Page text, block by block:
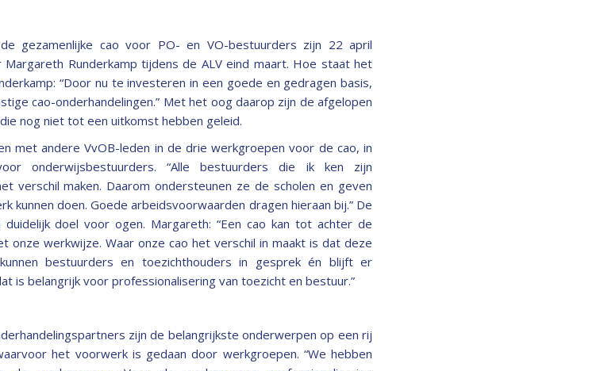
gezamenlijke cao voor PO- en VO-bestuurders zijn 22 april
Runderkamp tijdens de ALV eind maart. Hoe staat het
“Door nu te investeren in een goede en gedragen basis,
cao-onderhandelingen.” Met het oog daarop zijn de afgelopen
nog niet tot een uitkomst hebben geleid.
met andere VvOB-leden in de drie werkgroepen voor de cao, in
onderwijsbestuurders. “Alle bestuurders die ik ken zijn
verschil maken. Daarom ondersteunen ze de scholen en geven
kunnen doen. Goede arbeidsvoorwaarden dragen hieraan bij.” De
doel voor ogen. Margareth: “Een cao kan tot achter de
onze werkwijze. Waar onze cao het verschil in maakt is dat deze
bestuurders en toezichthouders in gesprek én blijft er
is belangrijk voor professionalisering van toezicht en bestuur.”
zijn de belangrijkste onderwerpen op een rij
het voorwerk is gedaan door werkgroepen. “We hebben